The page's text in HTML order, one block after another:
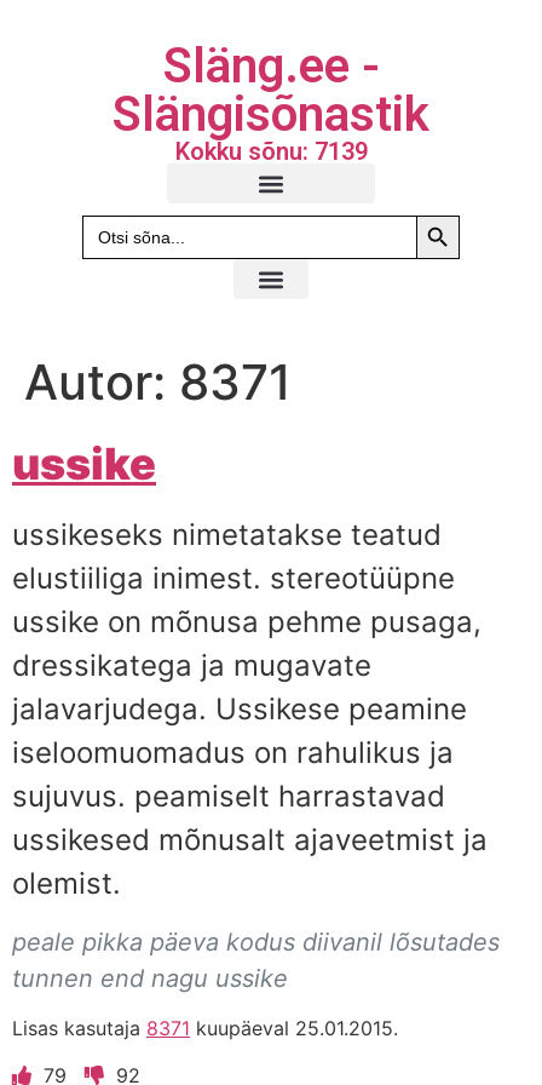
Släng.ee -
Slängisõnastik
Kokku sõnu: 7139
Search
for:
Search
Autor: 8371
ussike
ussikeseks nimetatakse teatud
elustiiliga inimest. stereotüüpne
ussike on mõnusa pehme pusaga,
dressikatega ja mugavate
jalavarjudega. Ussikese peamine
iseloomuomadus on rahulikus ja
sujuvus. peamiselt harrastavad
ussikesed mõnusalt ajaveetmist ja
olemist.
peale pikka päeva kodus diivanil lõsutades
tunnen end nagu ussike
Lisas kasutaja 8371 kuupäeval 25.01.2015.
79
92